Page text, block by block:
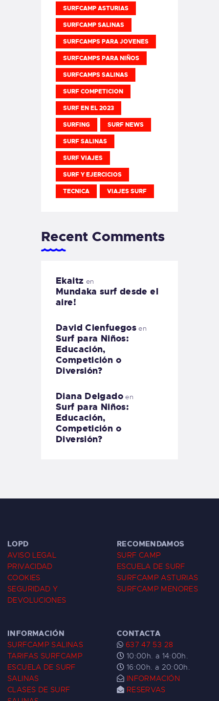
SURFCAMP ASTURIAS
SURFCAMP SALINAS
SURFCAMPS PARA JOVENES
SURFCAMPS PARA NIÑOS
SURFCAMPS SALINAS
SURF COMPETICION
SURF EN EL 2023
SURFING SURF NEWS
SURF SALINAS
SURF VIAJES
SURF Y EJERCICIOS
TECNICA VIAJES SURF
Recent Comments
Ekaitz en
Mundaka surf desde el
aire!
David Cienfuegos en
Surf para Niños:
Educación,
Competición o
Diversión?
Diana Delgadoen
Surf para Niños:
Educación,
Competición o
Diversión?
LOPD
AVISO LEGAL
PRIVACIDAD
COOKIES
SEGURIDAD Y
DEVOLUCIONES
RECOMENDAMOS
SURF CAMP
ESCUELA DE SURF
SURFCAMP ASTURIAS
SURFCAMP MENORES
INFORMACIÓN
SURFCAMP SALINAS
TARIFAS SURFCAMP
ESCUELA DE SURF
SALINAS
CLASES DE SURF
CONTACTA
637 47 53 28
10:00h. a 14:00h.
16:00h. a 20:00h.
INFORMACIÓN
RESERVAS